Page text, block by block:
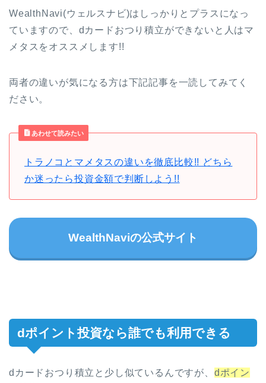
WealthNavi(ウェルスナビ)はしっかりとプラスになっ
ていますので、dカードおつり積立ができないと人はマ
メタスをオススメします!!
両者の違いが気になる方は下記記事を一読してみてく
ださい。
あわせて読みたい
トラノコとマメタスの違いを徹底比較!! どちら
か迷ったら投資金額で判断しよう!!
WealthNaviの公式サイト
dポイント投資なら誰でも利用できる
dカードおつり積立と少し似ているんですが、 dポイン